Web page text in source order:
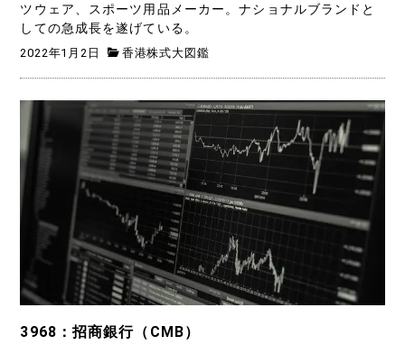
ツウェア、スポーツ用品メーカー。ナショナルブランドと
しての急成長を遂げている。
2022年1月2日 香港株式大図鑑
3968：招商銀行（CMB）